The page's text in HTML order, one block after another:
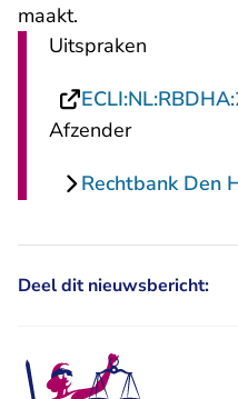
maakt.
Uitspraken
Afzender
Rechtbank Den
Deel dit nieuwsbericht: